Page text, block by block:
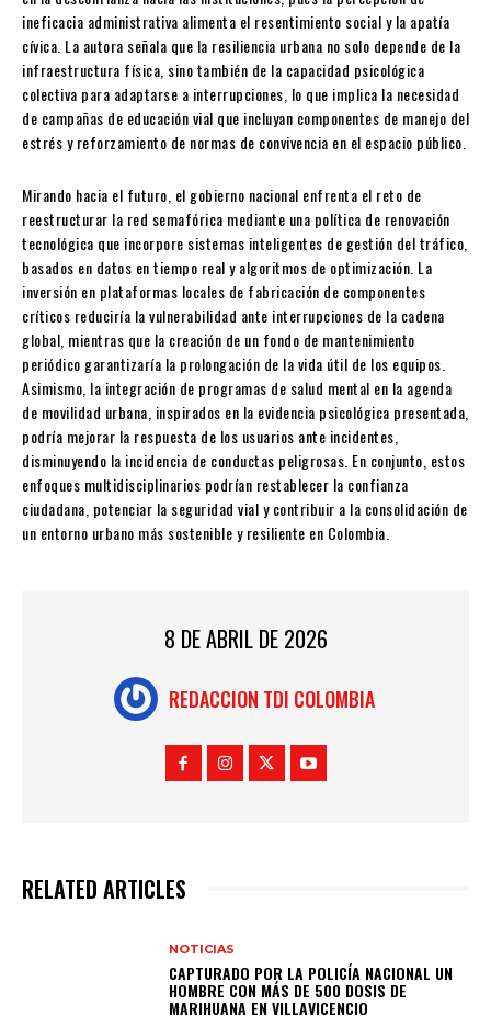
ineficacia administrativa alimenta el resentimiento social y la apatía
cívica. La autora señala que la resiliencia urbana no solo depende de la
infraestructura física, sino también de la capacidad psicológica
colectiva para adaptarse a interrupciones, lo que implica la necesidad
de campañas de educación vial que incluyan componentes de manejo del
estrés y reforzamiento de normas de convivencia en el espacio público.
Mirando hacia el futuro, el gobierno nacional enfrenta el reto de
reestructurar la red semafórica mediante una política de renovación
tecnológica que incorpore sistemas inteligentes de gestión del tráfico,
basados en datos en tiempo real y algoritmos de optimización. La
inversión en plataformas locales de fabricación de componentes
críticos reduciría la vulnerabilidad ante interrupciones de la cadena
global, mientras que la creación de un fondo de mantenimiento
periódico garantizaría la prolongación de la vida útil de los equipos.
Asimismo, la integración de programas de salud mental en la agenda
de movilidad urbana, inspirados en la evidencia psicológica presentada,
podría mejorar la respuesta de los usuarios ante incidentes,
disminuyendo la incidencia de conductas peligrosas. En conjunto, estos
enfoques multidisciplinarios podrían restablecer la confianza
ciudadana, potenciar la seguridad vial y contribuir a la consolidación de
un entorno urbano más sostenible y resiliente en Colombia.
8 DE ABRIL DE 2026
REDACCION TDI COLOMBIA
RELATED ARTICLES
NOTICIAS
CAPTURADO POR LA POLICÍA NACIONAL UN
HOMBRE CON MÁS DE 500 DOSIS DE
MARIHUANA EN VILLAVICENCIO